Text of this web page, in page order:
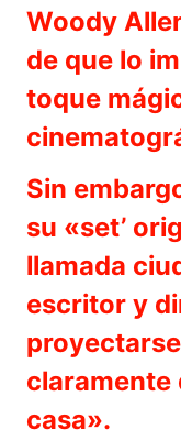
Woody
de que lo
toque
Sin
su «set’
llamada
escritor y
claramente
casa».